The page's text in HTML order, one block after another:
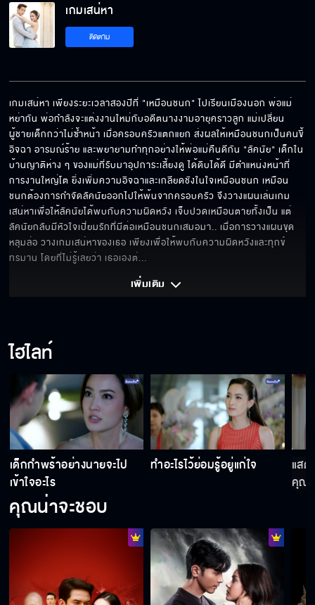
เกมเสน่หา
ติดตาม
เกมเสน่หา เพียงระยะเวลาสองปีที่ "เหมือนชนก" ไปเรียนเมืองนอก พ่อแม่
หย่ากัน พ่อกำลังจะแต่งงานใหม่กับอดีตนางงามอายุคราวลูก แม่เปลี่ยน
ผู้ชายเด็กกว่าไม่ซ้ำหน้า เมื่อครอบครัวแตกแยก ส่งผลให้เหมือนชนกเป็นคนขี้
อิจฉา อารมณ์ร้าย และพยายามทำทุกอย่างให้พ่อแม่คืนดีกัน "ลัคนัย" เด็กใน
บ้านญาติห่าง ๆ ของแม่ที่รับมาอุปการะเลี้ยงดู ได้ดิบได้ดี มีตำแหน่งหน้าที่
การงานใหญ่โต ยิ่งเพิ่มความอิจฉาและเกลียดชังในใจเหมือนชนก เหมือน
ชนกต้องการกำจัดลัคนัยออกไปให้พ้นจากครอบครัว จึงวางแผนเล่นเกม
เสน่หาเพื่อให้ลัคนัยได้พบกับความผิดหวัง เจ็บปวดเหมือนตายทั้งเป็น แต่
ลัคนัยกลับมีหัวใจเปี่ยมรักที่มีต่อเหมือนชนกเสมอมา.. เมื่อการวางแผนขุด
หลุมล่อ วางเกมเสน่หาของเธอ เพียงเพื่อให้พบกับความผิดหวังและทุกข์
ทรมาน โดยที่ไม่รู้เลยว่า เธอเองต่...
เพิ่มเติม
ไฮไลท์
เด็กกำพร้าอย่างนายจะไป
เข้าใจอะไร
ทำอะไรไว้ย่อมรู้อยู่แก่ใจ
แส
คุณ
คุณน่าจะชอบ